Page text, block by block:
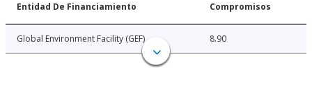
Entidad De Financiamiento Compromisos
Global Environment Facility (GEF) 8.90